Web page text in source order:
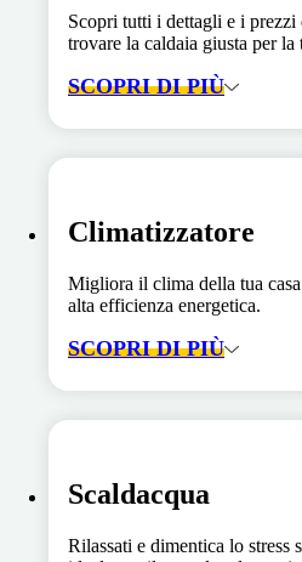
Scopri tutti i dettagli e i prezzi
trovare la caldaia giusta per la
SCOPRI DI PIÙ
Climatizzatore
Migliora il clima della tua
alta efficienza energetica.
SCOPRI DI PIÙ
Scaldacqua
Rilassati e dimentica lo stress